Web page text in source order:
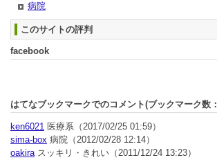
病院
このサイトの評判
facebook
はてなブックマークでのコメント(ブックマーク数：
ken6021 医療系 （2017/02/25 01:59）
sima-box 病院 （2012/02/28 12:14）
oakiraスッキリ・きれい （2011/12/24 13:23）